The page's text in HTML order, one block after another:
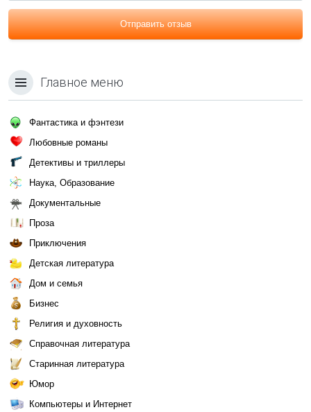
Отправить отзыв
Главное меню
Фантастика и фэнтези
Любовные романы
Детективы и триллеры
Наука, Образование
Документальные
Проза
Приключения
Детская литература
Дом и семья
Бизнес
Религия и духовность
Справочная литература
Старинная литература
Юмор
Компьютеры и Интернет